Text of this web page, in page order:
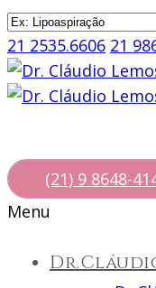
21 2535.6606 21
(21) 9 8648-
Menu